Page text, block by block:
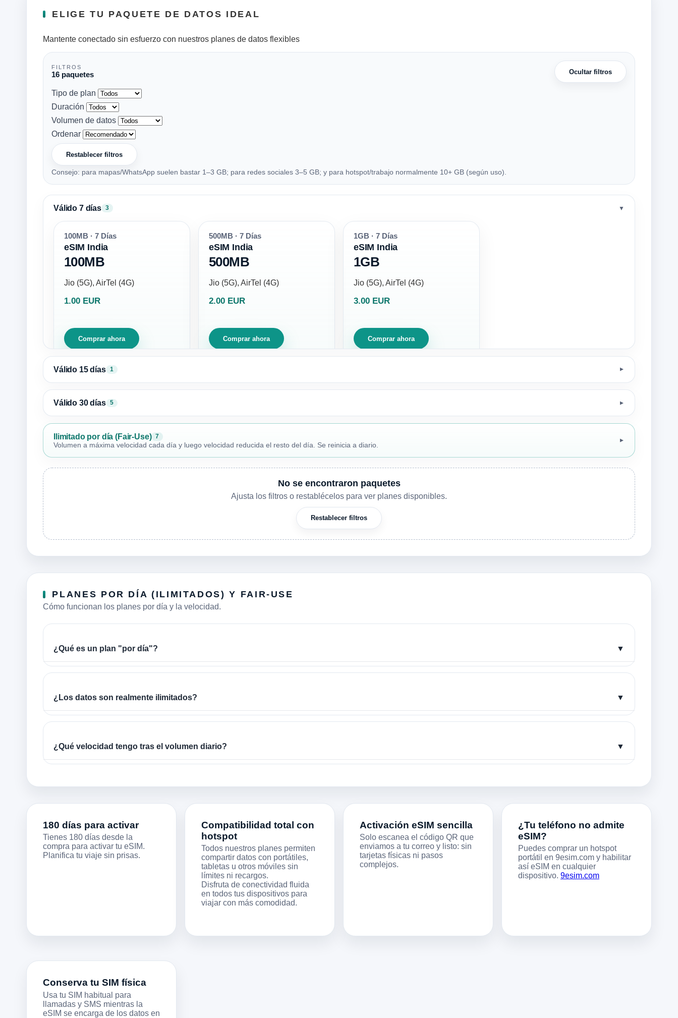
ELIGE TU PAQUETE DE DATOS IDEAL
Mantente conectado sin esfuerzo con nuestros planes de datos flexibles
FILTROS
16 paquetes Ocultar filtros
Tipo de plan
Duración
Volumen de datos
Ordenar
Restablecer filtros
Consejo: para mapas/WhatsApp suelen bastar 1–3 GB; para redes sociales 3–5 GB; y para hotspot/trabajo normalmente 10+ GB (según uso).
Válido 7 días 3 ▼
100MB · 7 Días
eSIM India
100MB
Jio (5G), AirTel (4G)
1.00 EUR
Comprar ahora
500MB · 7 Días
eSIM India
500MB
Jio (5G), AirTel (4G)
2.00 EUR
Comprar ahora
1GB · 7 Días
eSIM India
1GB
Jio (5G), AirTel (4G)
3.00 EUR
Comprar ahora
Válido 15 días 1 ▼
Válido 30 días 5 ▼
Ilimitado por día (Fair-Use) 7
Volumen a máxima velocidad cada día y luego velocidad reducida el resto del día. Se reinicia a diario.
▼
No se encontraron paquetes
Ajusta los filtros o restablécelos para ver planes disponibles.
Restablecer filtros
PLANES POR DÍA (ILIMITADOS) Y FAIR-USE
Cómo funcionan los planes por día y la velocidad.
¿Qué es un plan "por día"? ▼
¿Los datos son realmente ilimitados? ▼
¿Qué velocidad tengo tras el volumen diario? ▼
180 días para activar
Tienes 180 días desde la
compra para activar tu eSIM.
Planifica tu viaje sin prisas.
Compatibilidad total con
hotspot
Todos nuestros planes permiten
compartir datos con portátiles,
tabletas u otros móviles sin
límites ni recargos.
Disfruta de conectividad fluida
en todos tus dispositivos para
viajar con más comodidad.
Activación eSIM sencilla
Solo escanea el código QR que
enviamos a tu correo y listo: sin
tarjetas físicas ni pasos
complejos.
¿Tu teléfono no admite
eSIM?
Puedes comprar un hotspot
portátil en 9esim.com y habilitar
así eSIM en cualquier
dispositivo. 9esim.com
Conserva tu SIM física
Usa tu SIM habitual para
llamadas y SMS mientras la
eSIM se encarga de los datos en